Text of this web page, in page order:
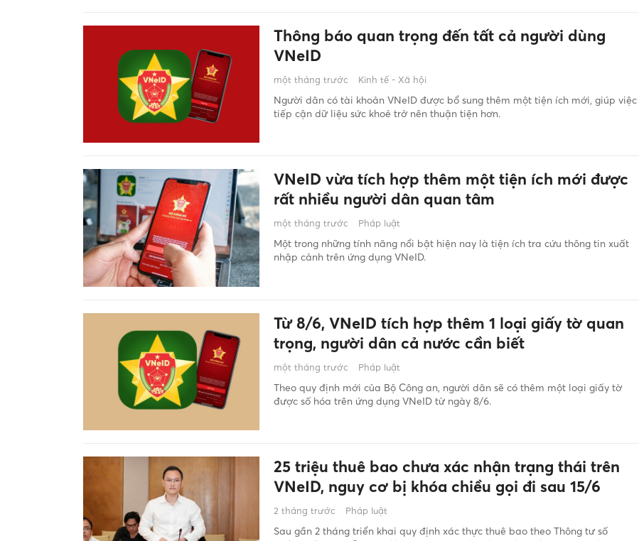
Thông báo quan trọng đến tất cả người dùng
VNeID
một tháng trước Kinh tế - Xã hội
Người dân có tài khoản VNeID được bổ sung thêm một tiện ích mới, giúp việc
tiếp cận dữ liệu sức khoẻ trở nên thuận tiện hơn.
VNeID vừa tích hợp thêm một tiện ích mới được
rất nhiều người dân quan tâm
một tháng trước Pháp luật
Một trong những tính năng nổi bật hiện nay là tiện ích tra cứu thông tin xuất
nhập cảnh trên ứng dụng VNeID.
Từ 8/6, VNeID tích hợp thêm 1 loại giấy tờ quan
trọng, người dân cả nước cần biết
một tháng trước Pháp luật
Theo quy định mới của Bộ Công an, người dân sẽ có thêm một loại giấy tờ
được số hóa trên ứng dụng VNeID từ ngày 8/6.
25 triệu thuê bao chưa xác nhận trạng thái trên
VNeID, nguy cơ bị khóa chiều gọi đi sau 15/6
2 tháng trước Pháp luật
Sau gần 2 tháng triển khai quy định xác thực thuê bao theo Thông tư số